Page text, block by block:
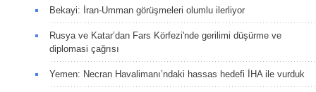
Bekayi: İran-Umman görüşmeleri olumlu ilerliyor
Rusya ve Katar’dan Fars Körfezi'nde gerilimi düşürme ve
diplomasi çağrısı
Yemen: Necran Havalimanı’ndaki hassas hedefi İHA ile vurduk